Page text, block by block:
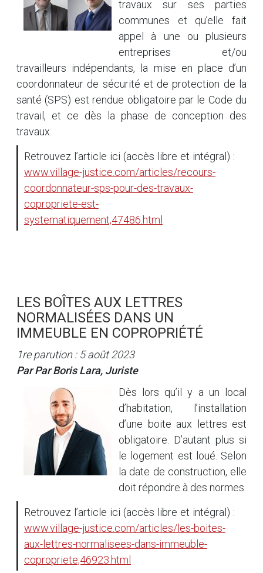
travaux sur ses parties
communes et qu’elle fait
appel à une ou plusieurs
entreprises et/ou
travailleurs indépendants, la mise en place d’un
coordonnateur de sécurité et de protection de la
santé (SPS) est rendue obligatoire par le Code du
travail, et ce dès la phase de conception des
travaux.
Retrouvez l’article ici (accès libre et intégral) :
www.village-justice.com/articles/recours-
coordonnateur-sps-pour-des-travaux-
copropriete-est-
systematiquement,47486.html
LES BOÎTES AUX LETTRES
NORMALISÉES DANS UN
IMMEUBLE EN COPROPRIÉTÉ
1re parution : 5 août 2023
Par Par Boris Lara, Juriste
Dès lors qu’il y a un local
d’habitation, l’installation
d’une boite aux lettres est
obligatoire. D’autant plus si
le logement est loué. Selon
la date de construction, elle
doit répondre à des normes.
Retrouvez l’article ici (accès libre et intégral) :
www.village-justice.com/articles/les-boites-
aux-lettres-normalisees-dans-immeuble-
copropriete,46923.html